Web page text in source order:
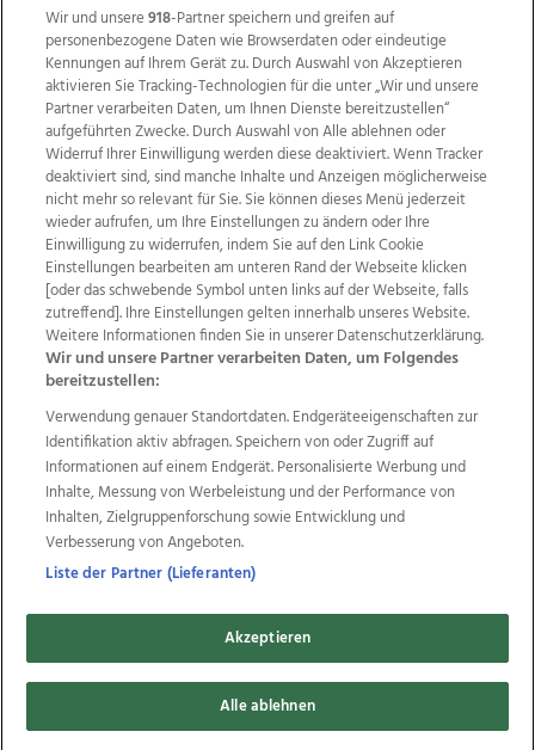
Wir über uns Mediadaten Kontakt
Jobs
Datenschutz
Impressum
AGB Anzeigekunden
AGB Website
Ehrenkodex Politische Werbung
Weitere Angebote des Medienhauses Wimmer
TV1 di-mog-i.at OÖNow
Ischler Woche
Life Radio
OÖNachrichten
OÖN Immobilien
OÖN Karriere
OÖN Reise
Promenaden Galerien
Regionaljobs
wasistlos.at wirtrauern.at
Copyrights © 2026 Tips Zeitungs GmbH & Co KG
developed by
Wir und unsere918-Partner speichern und greifen auf
personenbezogene Daten wie Browserdaten oder eindeutige
Kennungen auf Ihrem Gerät zu. Durch Auswahl von Akzeptieren
aktivieren Sie Tracking-Technologien für die unter „Wir und unsere
Partner verarbeiten Daten, um Ihnen Dienste bereitzustellen“
aufgeführten Zwecke. Durch Auswahl von Alle ablehnen oder
Widerruf Ihrer Einwilligung werden diese deaktiviert. Wenn Tracker
deaktiviert sind, sind manche Inhalte und Anzeigen möglicherweise
nicht mehr so relevant für Sie. Sie können dieses Menü jederzeit
wieder aufrufen, um Ihre Einstellungen zu ändern oder Ihre
Einwilligung zu widerrufen, indem Sie auf den Link Cookie
Einstellungen bearbeiten am unteren Rand der Webseite klicken
[oder das schwebende Symbol unten links auf der Webseite, falls
zutreffend]. Ihre Einstellungen gelten innerhalb unseres Website.
Weitere Informationen finden Sie in unserer Datenschutzerklärung.
Wir und unsere Partner verarbeiten Daten, um Folgendes
bereitzustellen:
Verwendung genauer Standortdaten. Endgeräteeigenschaften zur
Identifikation aktiv abfragen. Speichern von oder Zugriff auf
Informationen auf einem Endgerät. Personalisierte Werbung und
Inhalte, Messung von Werbeleistung und der Performance von
Inhalten, Zielgruppenforschung sowie Entwicklung und
Verbesserung von Angeboten.
Liste der Partner (Lieferanten)
Akzeptieren
Alle ablehnen